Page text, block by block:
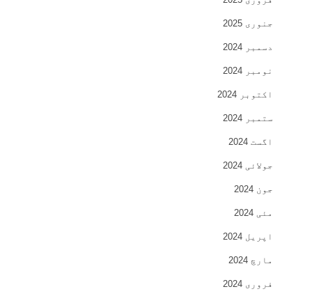
جنوری 2025
دسمبر 2024
نومبر 2024
اکتوبر 2024
ستمبر 2024
اگست 2024
جولائی 2024
جون 2024
مئی 2024
اپریل 2024
مارچ 2024
فروری 2024